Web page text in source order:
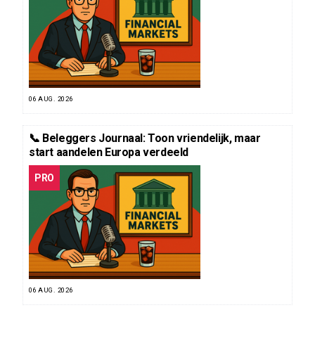
06 AUG. 2026
📞 Beleggers Journaal: Toon vriendelijk, maar
start aandelen Europa verdeeld
PRO
06 AUG. 2026